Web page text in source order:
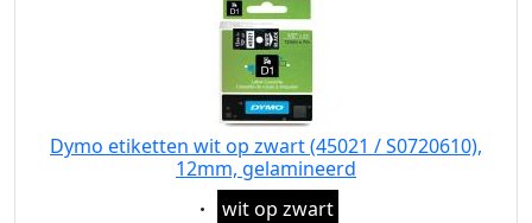
Dymo etiketten wit op zwart (45021 / S0720610),
12mm, gelamineerd
Eigenschaft:
wit op zwart